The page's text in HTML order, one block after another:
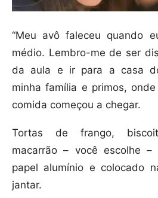
“Meu avô faleceu quando
médio. Lembro-me de ser
da aula e ir para a casa
minha família e primos,
comida começou a chegar.
Tortas de frango,
macarrão – você escolhe
papel alumínio e colocado
jantar.